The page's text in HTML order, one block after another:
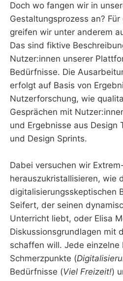
Doch wo fangen wir in
Gestaltungsprozess an?
greifen wir unter anderem
Das sind fiktive
Nutzer:innen unserer
Bedürfnisse. Die
erfolgt auf Basis von
Nutzerforschung, wie
Gesprächen mit
und Ergebnisse aus Design
und Design Sprints.
Dabei versuchen wir
herauszukristallisieren, wie
digitalisierungsskeptischen
Seifert, der seinen
Unterricht liebt, oder Elisa
Diskussionsgrundlagen mit
schaffen will. Jede einzelne
Schmerzpunkte (
Bedürfnisse (Viel Freizeit!)